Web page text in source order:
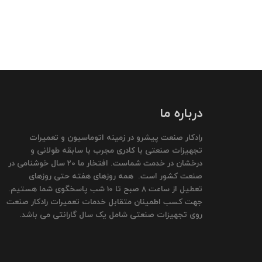
درباره ما
رادکار صنعت پیشرو در زمینه اتوماسیون و تعمیرات
تجهیزات صنعتی با کادری مجرب با سابقه طولانی و
درخشان در خدمت شماست. افتخار ما 20 سال خوشنامی در
صنعت کشور است. همه روزهای هفته حتی روزهای
تعطیل از ساعت 8 صبح تا 10 شب پاسخگوی شما هستیم.
جهت کسب اطمینان متقابل خدمات تعمیرات رادکار صنعت
روی تجهیزات صنعتی شامل یک سال گارانتی می باشد.